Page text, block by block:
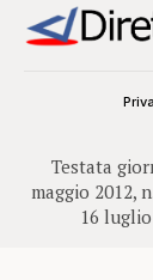
Testata
maggio 2012,
16 luglio